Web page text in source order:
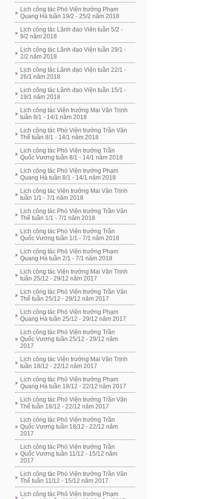
Lịch công tác Phó Viện trưởng Phạm
Quang Hà tuần 19/2 - 25/2 năm 2018
Lịch công tác Lãnh đạo Viện tuần 5/2 -
9/2 năm 2018
Lịch công tác Lãnh đạo Viện tuần 29/1 -
2/2 năm 2018
Lịch công tác Lãnh đạo Viện tuần 22/1 -
26/1 năm 2018
Lịch công tác Lãnh đạo Viện tuần 15/1 -
19/1 năm 2018
Lịch công tác Viện trưởng Mai Văn Trịnh
tuần 8/1 - 14/1 năm 2018
Lịch công tác Phó Viện trưởng Trần Văn
Thể tuần 8/1 - 14/1 năm 2018
Lịch công tác Phó Viện trưởng Trần
Quốc Vương tuần 8/1 - 14/1 năm 2018
Lịch công tác Phó Viện trưởng Phạm
Quang Hà tuần 8/1 - 14/1 năm 2018
Lịch công tác Viện trưởng Mai Văn Trịnh
tuần 1/1 - 7/1 năm 2018
Lịch công tác Phó Viện trưởng Trần Văn
Thể tuần 1/1 - 7/1 năm 2018
Lịch công tác Phó Viện trưởng Trần
Quốc Vương tuần 1/1 - 7/1 năm 2018
Lịch công tác Phó Viện trưởng Phạm
Quang Hà tuần 2/1 - 7/1 năm 2018
Lịch công tác Viện trưởng Mai Văn Trịnh
tuần 25/12 - 29/12 năm 2017
Lịch công tác Phó Viện trưởng Trần Văn
Thể tuần 25/12 - 29/12 năm 2017
Lịch công tác Phó Viện trưởng Phạm
Quang Hà tuần 25/12 - 29/12 năm 2017
Lịch công tác Phó Viện trưởng Trần
Quốc Vương tuần 25/12 - 29/12 năm
2017
Lịch công tác Viện trưởng Mai Văn Trịnh
tuần 18/12 - 22/12 năm 2017
Lịch công tác Phó Viện trưởng Phạm
Quang Hà tuần 18/12 - 22/12 năm 2017
Lịch công tác Phó Viện trưởng Trần Văn
Thể tuần 18/12 - 22/12 năm 2017
Lịch công tác Phó Viện trưởng Trần
Quốc Vương tuần 18/12 - 22/12 năm
2017
Lịch công tác Phó Viện trưởng Trần
Quốc Vương tuần 11/12 - 15/12 năm
2017
Lịch công tác Phó Viện trưởng Trần Văn
Thể tuần 11/12 - 15/12 năm 2017
Lịch công tác Phó Viện trưởng Phạm